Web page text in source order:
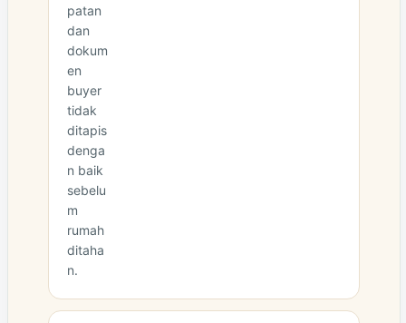
patan
dan
dokum
en
buyer
tidak
ditapis
denga
n baik
sebelu
m
rumah
ditaha
n.